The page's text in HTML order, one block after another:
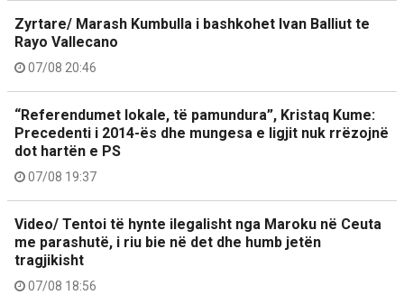
Zyrtare/ Marash Kumbulla i bashkohet Ivan Balliut te
Rayo Vallecano
07/08 20:46
“Referendumet lokale, të pamundura”, Kristaq Kume:
Precedenti i 2014-ës dhe mungesa e ligjit nuk rrëzojnë
dot hartën e PS
07/08 19:37
Video/ Tentoi të hynte ilegalisht nga Maroku në Ceuta
me parashutë, i riu bie në det dhe humb jetën
tragjikisht
07/08 18:56